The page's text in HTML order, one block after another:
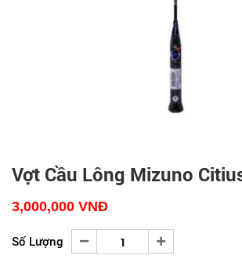
Vợt Cầu Lông Mizuno
3,000,000 VNĐ
Số Lượng